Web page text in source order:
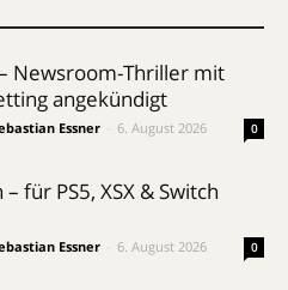
Newsroom-Thriller mit
angekündigt
Essner 6. August 2026 0
für PS5, XSX & Switch
Essner 6. August 2026 0